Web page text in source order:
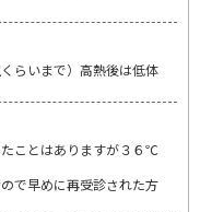
らいまで）高熱後は低体
ことはありますが３６℃
で早めに再受診された方